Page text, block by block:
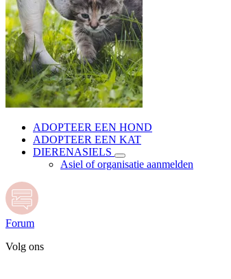
ADOPTEER EEN HOND
ADOPTEER EEN KAT
DIERENASIELS
Asiel of organisatie aanmelden
Forum
Volg ons